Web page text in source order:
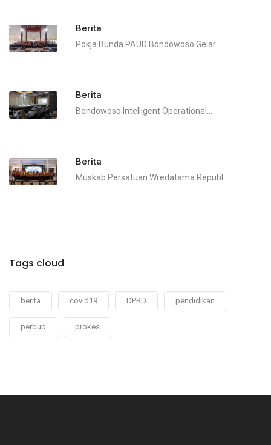
Berita
Pokja Bunda PAUD Bondowoso Gelar...
Berita
Bondowoso Intelligent Operational...
Berita
Muskab Persatuan Wredatama Republ...
Tags cloud
berita covid19 DPRD pendidikan
perbup prokes